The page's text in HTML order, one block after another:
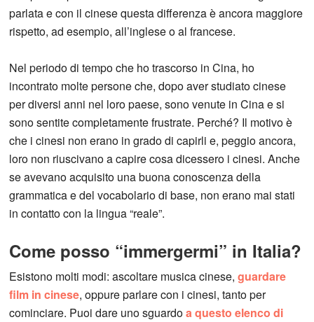
parlata e con il cinese questa differenza è ancora maggiore
rispetto, ad esempio, all’inglese o al francese.
Nel periodo di tempo che ho trascorso in Cina, ho
incontrato molte persone che, dopo aver studiato cinese
per diversi anni nel loro paese, sono venute in Cina e si
sono sentite completamente frustrate. Perché? Il motivo è
che i cinesi non erano in grado di capirli e, peggio ancora,
loro non riuscivano a capire cosa dicessero i cinesi. Anche
se avevano acquisito una buona conoscenza della
grammatica e del vocabolario di base, non erano mai stati
in contatto con la lingua “reale”.
Come posso “immergermi” in Italia?
Esistono molti modi: ascoltare musica cinese,guardare
film in cinese, oppure parlare con i cinesi, tanto per
cominciare. Puoi dare uno sguardoa questo elenco di